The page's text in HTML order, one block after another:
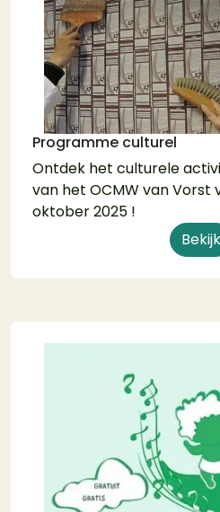
Programme culturel
Ontdek het culturele
van het OCMW van
oktober 2025 !
Bekijk